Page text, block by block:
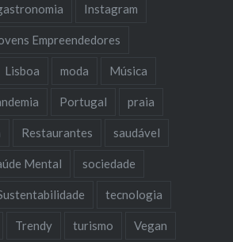
Instagram
Empreendedores
Lisboa moda Música
Portugal praia
Restaurantes saudável
Mental sociedade
tecnologia
Trendy turismo Vegan